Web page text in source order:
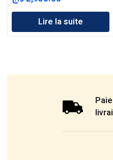
Lire la suite